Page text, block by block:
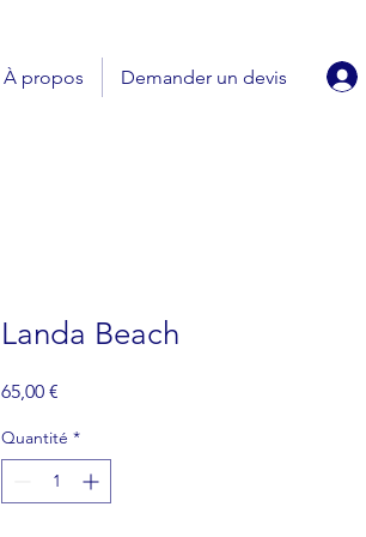
À propos Demander un devis
Landa Beach
65,00 €
Quantité *